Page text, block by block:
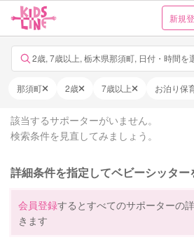
新規
2歳, 7歳以上, 栃木県那須町, 日付・時間を
那須町 2歳 7歳以上 お泊り保
該当するサポーターがいません。
検索条件を見直してみましょう。
詳細条件を指定してベビーシッター
会員登録するとすべてのサポーターの
きます